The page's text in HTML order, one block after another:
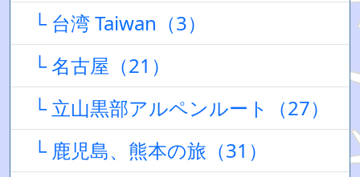
└ 台湾 Taiwan（3）
└ 名古屋（21）
└ 立山黒部アルペンルート（27）
└ 鹿児島、熊本の旅（31）